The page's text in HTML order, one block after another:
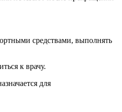
средствами, выполнять
к врачу.
для